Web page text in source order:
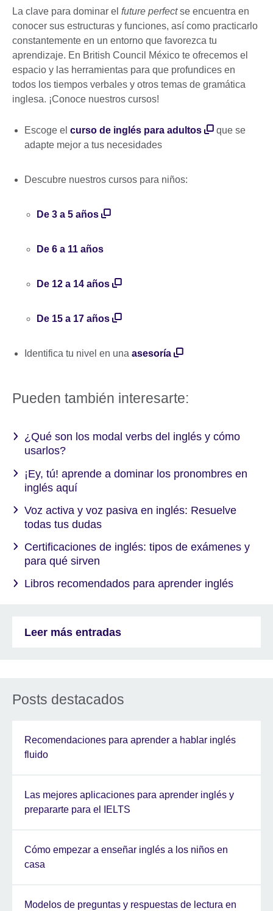
La clave para dominar el future perfectse encuentra en
conocer sus estructuras y funciones, así como practicarlo
constantemente en un entorno que favorezca tu
aprendizaje. En British Council México te ofrecemos el
espacio y las herramientas para que profundices en
todos los tiempos verbales y otros temas de gramática
inglesa. ¡Conoce nuestros cursos!
Escoge el curso de inglés para adultos
que se
adapte mejor a tus necesidades
Descubre nuestros cursos para niños:
De 3 a 5 años
De 6 a 11 años
De 12 a 14 años
De 15 a 17 años
Identifica tu nivel en una asesoría
Pueden también interesarte:
¿Qué son los modal verbs del inglés y cómo
usarlos?
¡Ey, tú! aprende a dominar los pronombres en
inglés aquí
Voz activa y voz pasiva en inglés: Resuelve
todas tus dudas
Certificaciones de inglés: tipos de exámenes y
para qué sirven
Libros recomendados para aprender inglés
Leer más entradas
Posts destacados
Recomendaciones para aprender a hablar inglés
fluido
Las mejores aplicaciones para aprender inglés y
prepararte para el IELTS
Cómo empezar a enseñar inglés a los niños en
casa
Modelos de preguntas y respuestas de lectura en